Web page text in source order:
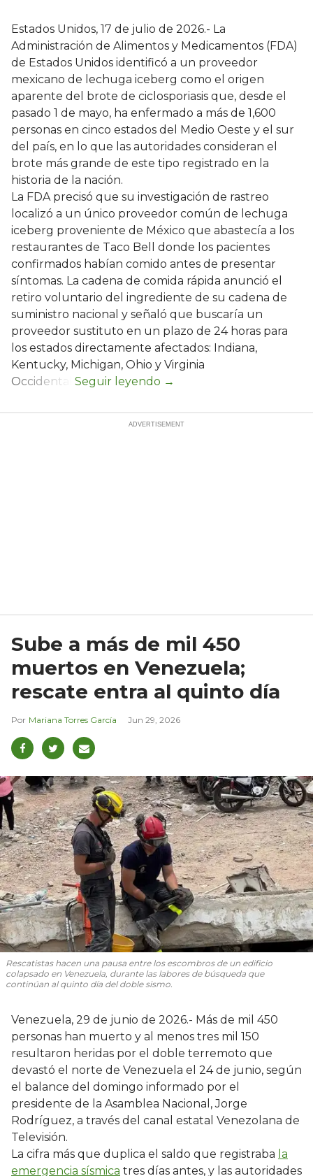
Estados Unidos, 17 de julio de 2026.- La
Administración de Alimentos y Medicamentos (FDA)
de Estados Unidos identificó a un proveedor
mexicano de lechuga iceberg como el origen
aparente del brote de ciclosporiasis que, desde el
pasado 1 de mayo, ha enfermado a más de 1,600
personas en cinco estados del Medio Oeste y el sur
del país, en lo que las autoridades consideran el
brote más grande de este tipo registrado en la
historia de la nación.
La FDA precisó que su investigación de rastreo
localizó a un único proveedor común de lechuga
iceberg proveniente de México que abastecía a los
restaurantes de Taco Bell donde los pacientes
confirmados habían comido antes de presentar
síntomas. La cadena de comida rápida anunció el
retiro voluntario del ingrediente de su cadena de
suministro nacional y señaló que buscaría un
proveedor sustituto en un plazo de 24 horas para
los estados directamente afectados: Indiana,
Kentucky, Michigan, Ohio y Virginia
Occidental.
Sube a más de mil 450
muertos en Venezuela;
rescate entra al quinto día
Mariana Torres García Jun 29, 2026
Rescatistas hacen una pausa entre los escombros de un edificio
colapsado en Venezuela, durante las labores de búsqueda que
continúan al quinto día del doble sismo.
Venezuela, 29 de junio de 2026.- Más de mil 450
personas han muerto y al menos tres mil 150
resultaron heridas por el doble terremoto que
devastó el norte de Venezuela el 24 de junio, según
el balance del domingo informado por el
presidente de la Asamblea Nacional, Jorge
Rodríguez, a través del canal estatal Venezolana de
Televisión.
La cifra más que duplica el saldo que registraba la
emergencia sísmica tres días antes, y las autoridades